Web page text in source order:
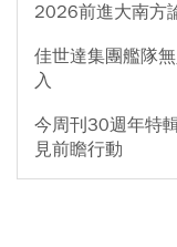
2026前進大南方
佳世達集團艦隊
入
今周刊30週年特
見前瞻行動